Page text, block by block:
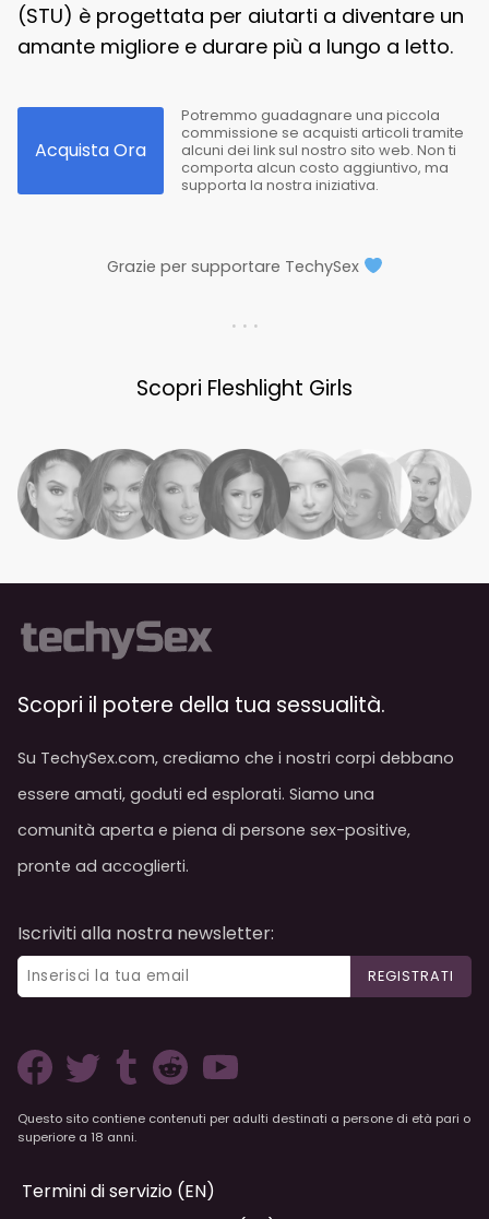
(STU) è progettata per aiutarti a diventare un
amante migliore e durare più a lungo a letto.
Acquista Ora
Potremmo guadagnare una piccola
commissione se acquisti articoli tramite
alcuni dei link sul nostro sito web. Non ti
comporta alcun costo aggiuntivo, ma
supporta la nostra iniziativa.
Grazie per supportare TechySex
. . .
Scopri Fleshlight Girls
Scopri il potere della tua sessualità.
Su TechySex.com, crediamo che i nostri corpi debbano
essere amati, goduti ed esplorati. Siamo una
comunità aperta e piena di persone sex-positive,
pronte ad accoglierti.
Iscriviti alla nostra newsletter:
REGISTRATI
Questo sito contiene contenuti per adulti destinati a persone di età pari o
superiore a 18 anni.
Termini di servizio (EN)